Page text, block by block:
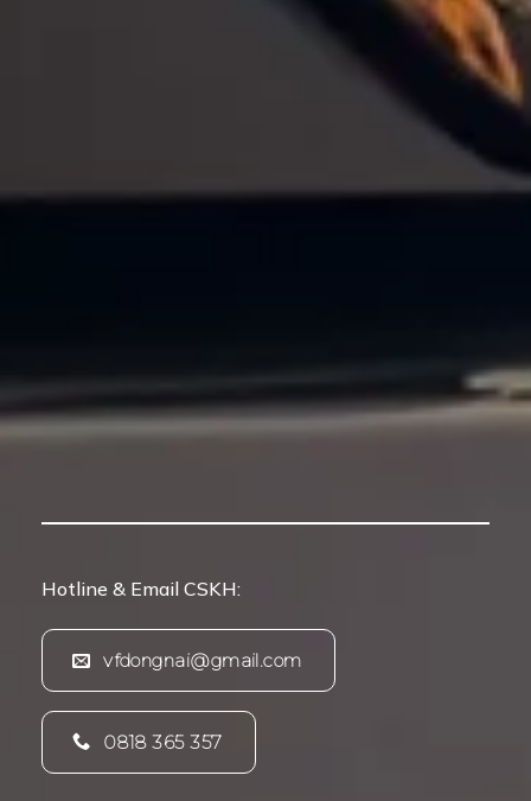
Hotline & Email CSKH:
vfdongnai@gmail.com
0818 365 357